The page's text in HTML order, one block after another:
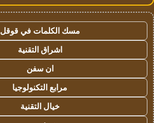
مسك الكلمات في قوقل
اشراق التقنية
ان سفن
مرابع التكنولوجيا
خيال التقنية